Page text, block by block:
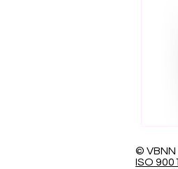
©
ISO